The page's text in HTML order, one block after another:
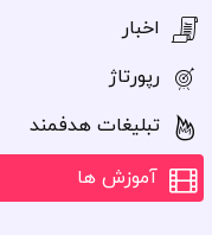
اخبار
رپورتاژ
تبلیغات هدفمند
آموزش ها